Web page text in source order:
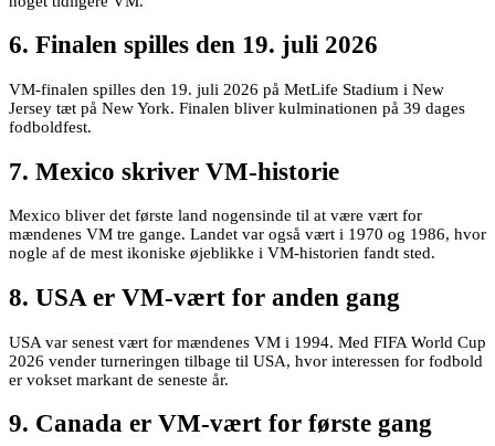
6. Finalen spilles den 19. juli 2026
VM-finalen spilles den 19. juli 2026 på MetLife Stadium i New
Jersey tæt på New York. Finalen bliver kulminationen på 39 dages
fodboldfest.
7. Mexico skriver VM-historie
Mexico bliver det første land nogensinde til at være vært for
mændenes VM tre gange. Landet var også vært i 1970 og 1986, hvor
nogle af de mest ikoniske øjeblikke i VM-historien fandt sted.
8. USA er VM-vært for anden gang
USA var senest vært for mændenes VM i 1994. Med FIFA World Cup
2026 vender turneringen tilbage til USA, hvor interessen for fodbold
er vokset markant de seneste år.
9. Canada er VM-vært for første gang